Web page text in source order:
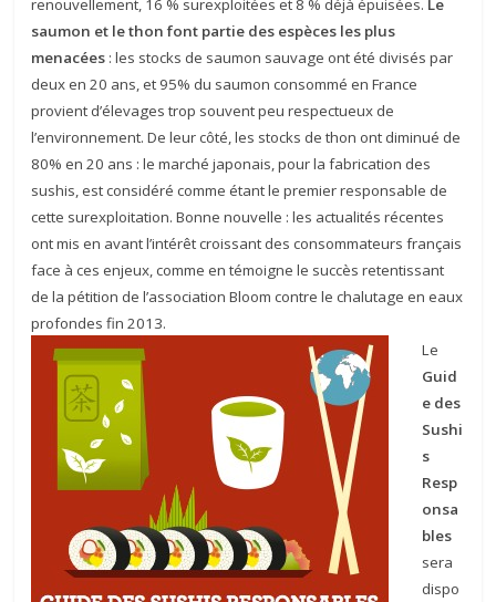
renouvellement, 16 % surexploitées et 8 % déjà épuisées. Le
saumon et le thon font partie des espèces les plus
menacées : les stocks de saumon sauvage ont été divisés par
deux en 20 ans, et 95% du saumon consommé en France
provient d’élevages trop souvent peu respectueux de
l’environnement. De leur côté, les stocks de thon ont diminué de
80% en 20 ans : le marché japonais, pour la fabrication des
sushis, est considéré comme étant le premier responsable de
cette surexploitation. Bonne nouvelle : les actualités récentes
ont mis en avant l’intérêt croissant des consommateurs français
face à ces enjeux, comme en témoigne le succès retentissant
de la pétition de l’association Bloom contre le chalutage en eaux
profondes fin 2013.
Le
Guid
e des
Sushi
s
Resp
onsa
bles
sera
dispo